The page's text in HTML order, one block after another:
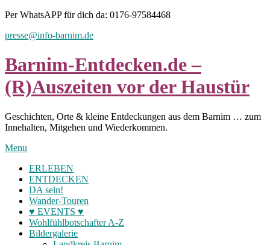
Skip
content
Per WhatsAPP für dich da: 0176-97584468
presse@info-barnim.de
Barnim-Entdecken.de –
(R)Auszeiten vor der Haustür
Geschichten, Orte & kleine Entdeckungen aus dem Barnim … zum
Innehalten, Mitgehen und Wiederkommen.
Menu
ERLEBEN
ENTDECKEN
DA sein!
Wander-Touren
♥ EVENTS ♥
Wohlfühlbotschafter A-Z
Bildergalerie